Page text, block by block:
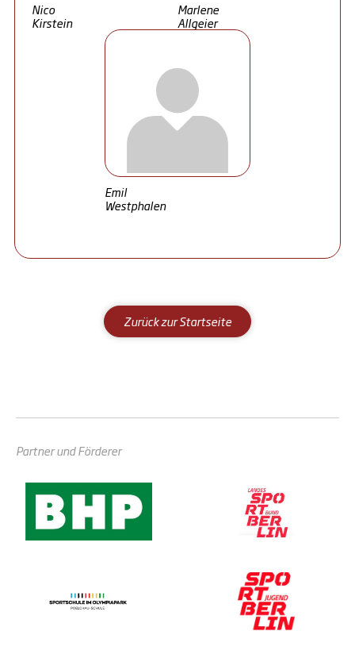
Nico
Kirstein
Marlene
Allgeier
Emil
Westphalen
Zurück zur Startseite
Partner und Förderer